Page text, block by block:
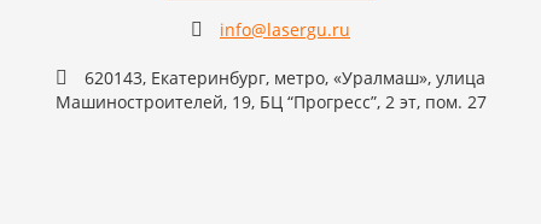
info@lasergu.ru
620143, Екатеринбург, метро, «Уралмаш», улица
Машиностроителей, 19, БЦ “Прогресс”, 2 эт, пом. 27